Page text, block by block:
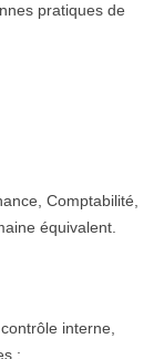
pratiques de
Comptabilité,
équivalent.
interne,
;